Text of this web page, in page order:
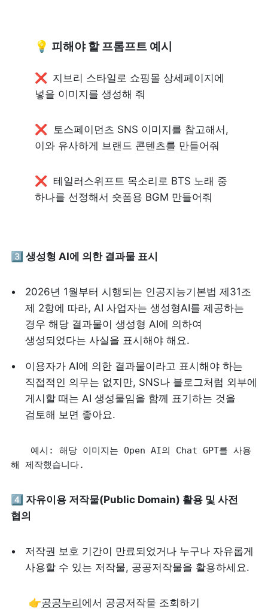
💡 피해야 할 프롬프트 예시
❌ 지브리 스타일로 쇼핑몰 상세페이지에
넣을 이미지를 생성해 줘
❌ 토스페이먼츠 SNS 이미지를 참고해서,
이와 유사하게 브랜드 콘텐츠를 만들어줘
❌  테일러스위프트 목소리로 BTS 노래 중
하나를 선정해서 숏폼용 BGM 만들어줘
3️⃣ 생성형 AI에 의한 결과물 표시
2026년 1월부터 시행되는 인공지능기본법 제31조
제 2항에 따라, AI 사업자는 생성형AI를 제공하는
경우 해당 결과물이 생성형 AI에 의하여
생성되었다는 사실을 표시해야 해요.
이용자가 AI에 의한 결과물이라고 표시해야 하는
직접적인 의무는 없지만, SNS나 블로그처럼 외부에
게시할 때는 AI 생성물임을 함께 표기하는 것을
검토해 보면 좋아요.
예시: 해당 이미지는 Open AI의 Chat GPT를 사용
해 제작했습니다.
4️⃣ 자유이용 저작물(Public Domain) 활용 및 사전
협의
저작권 보호 기간이 만료되었거나 누구나 자유롭게
사용할 수 있는 저작물, 공공저작물을 활용하세요.
      👉
공공누리에서 공공저작물 조회하기